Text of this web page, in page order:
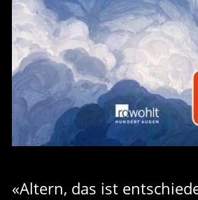
«Altern, das ist